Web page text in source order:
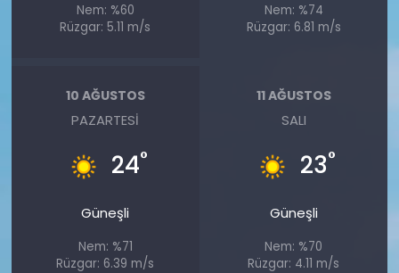
Nem: %60
Rüzgar: 5.11 m/s
Nem: %74
Rüzgar: 6.81 m/s
10 AĞUSTOS
PAZARTESI
24°
Güneşli
Nem: %71
Rüzgar: 6.39 m/s
11 AĞUSTOS
SALI
23°
Güneşli
Nem: %70
Rüzgar: 4.11 m/s